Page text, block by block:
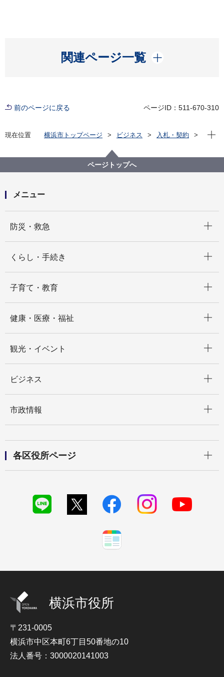
関連ページ一覧
開く
前のページに戻る ページID：511-670-310
現在位置 横浜市トップページ ビジネス
入札・契約
【入札結果公表】マルチカラースキャンレーザ光凝固
装置の購入
現在
ページトップへ
メニュー
防災・救急
くらし・手続き
子育て・教育
健康・医療・福祉
観光・イベント
ビジネス
市政情報
各区役所ページ
横浜市役所
〒231-0005
横浜市中区本町6丁目50番地の10
法人番号：3000020141003